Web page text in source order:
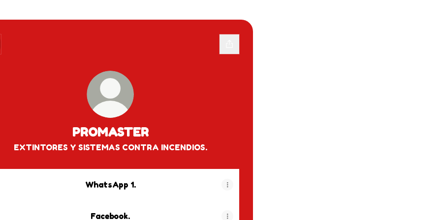
PROMASTER
EXTINTORES Y SISTEMAS CONTRA INCENDIOS.
WhatsApp 1.
Facebook.